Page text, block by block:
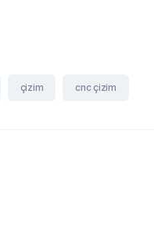
çizim cnc çizim